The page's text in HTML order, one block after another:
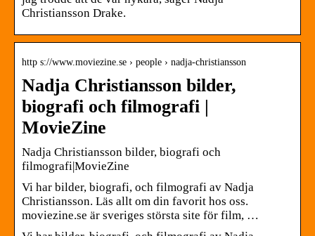
Christiansson Drake.
http s://www.moviezine.se › people › nadja-christiansson
Nadja Christiansson bilder,
biografi och filmografi |
MovieZine
Nadja Christiansson bilder, biografi och
filmografi|MovieZine
Vi har bilder, biografi, och filmografi av Nadja
Christiansson. Läs allt om din favorit hos oss.
moviezine.se är sveriges största site för film, …